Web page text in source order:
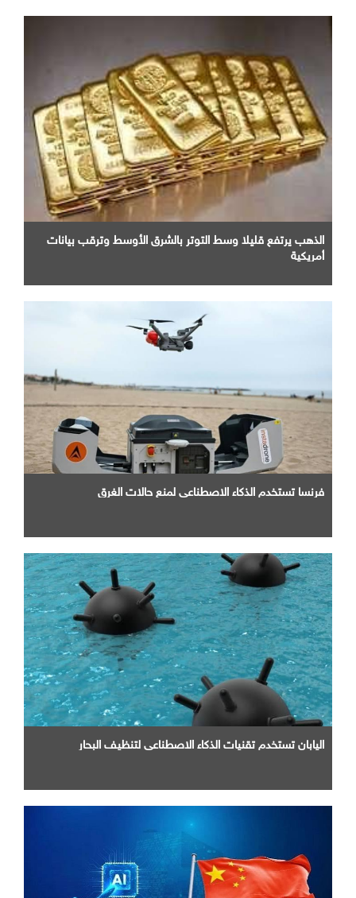
الذهب يرتفع قليلا وسط التوتر بالشرق الأوسط وترقب بيانات
أمريكية
فرنسا تستخدم الذكاء الاصطناعي لمنع حالات الغرق
اليابان تستخدم تقنيات الذكاء الاصطناعي لتنظيف البحار